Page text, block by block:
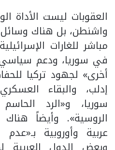
العقوبات ليست الأداة
واشنطن، بل هناك
مباشر للغارات
في سوريا، ودعم
أخرى» لجهود تركيا
إدلب، والبقاء
سوريا، و«الرد
الروسية». وأيضاً
عربية وأوروبية